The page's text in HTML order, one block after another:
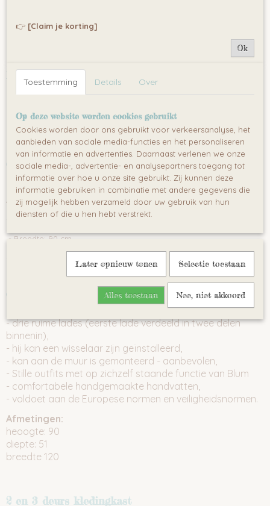
tweede schotje los verkrijgbaar )
Kwaliteit wordt gegarandeerd door de EN 716-1, 2 & 3
Ledikant 70x140 cm:
- Breedte: 77,6 cm
- Lengte: 152 cm
- Hoogte: 109 cm
Commode 3 lades:
Afmetingen:
- Hoogte: 102 cm
- Breedte: 90 cm
Commode 4 lades
- drie ruime lades (eerste lade verdeeld in twee delen
binnenin),
- hij kan een wisselaar zijn geïnstalleerd,
- kan aan de muur is gemonteerd - aanbevolen,
- Stille outfits met op zichzelf staande functie van Blum
- comfortabele handgemaakte handvatten,
- voldoet aan de Europese normen en veiligheidsnormen.
Afmetingen:
heoogte: 90
diepte: 51
breedte 120
2 en 3 deurs kledingkast
👉 [Claim je korting]
Ok
Toestemming Details Over
Op deze website worden cookies gebruikt
Cookies worden door ons gebruikt voor verkeersanalyse, het
aanbieden van sociale media-functies en het personaliseren
van informatie en advertenties. Daarnaast verlenen we onze
sociale media-, advertentie- en analysepartners toegang tot
informatie over hoe u onze site gebruikt. Zij kunnen deze
informatie gebruiken in combinatie met andere gegevens die
zij mogelijk hebben verzameld door uw gebruik van hun
diensten of die u hen hebt verstrekt.
Later opnieuw tonen Selectie toestaan
Alles toestaan Nee, niet akkoord